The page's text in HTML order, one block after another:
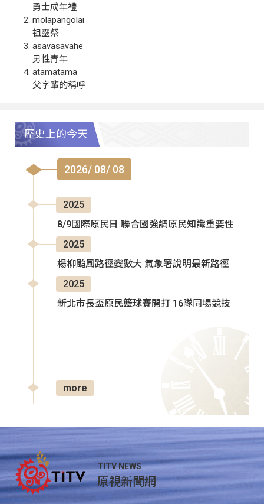
勇士成年禮
molapangolai
祖靈祭
asavasavahe
男性青年
atamatama
父字輩的稱呼
歷史上的今天
2026/ 08/ 08
2025
8/9國際原民日 聯合國強調原民知識重要性
2025
楊柳颱風路徑變數大 氣象署說明最新路徑
2025
新北市長盃原民籃球賽開打 16隊同場競技
more
TITV NEWS
原視新聞網